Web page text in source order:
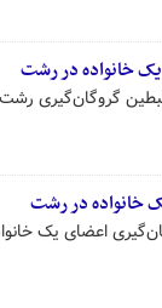
خانواده در رشت
گروگان‌گیری
یک خانواده به مدت ۲